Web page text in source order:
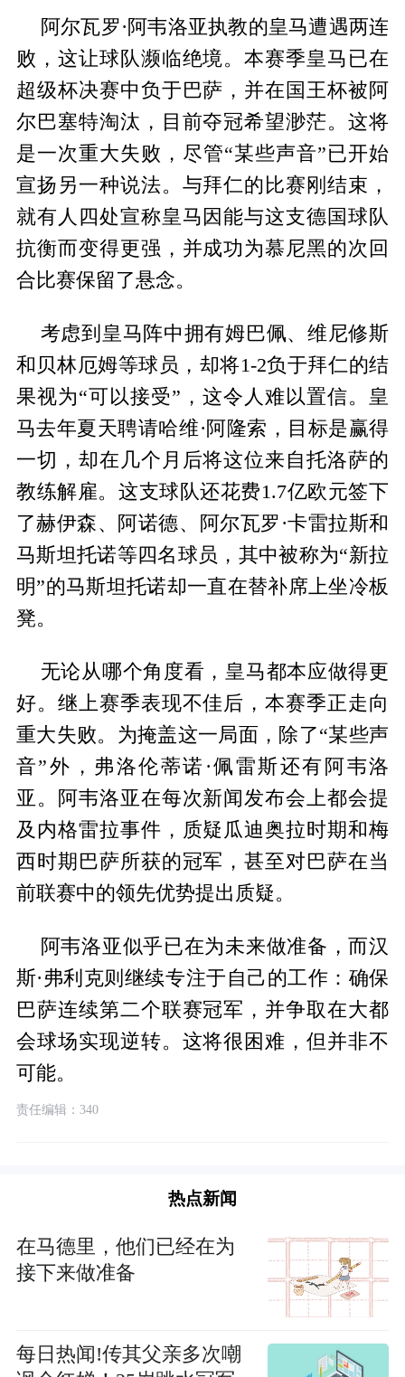
阿尔瓦罗·阿韦洛亚执教的皇马遭遇两连
败，这让球队濒临绝境。本赛季皇马已在
超级杯决赛中负于巴萨，并在国王杯被阿
尔巴塞特淘汰，目前夺冠希望渺茫。这将
是一次重大失败，尽管“某些声音”已开始
宣扬另一种说法。与拜仁的比赛刚结束，
就有人四处宣称皇马因能与这支德国球队
抗衡而变得更强，并成功为慕尼黑的次回
合比赛保留了悬念。
考虑到皇马阵中拥有姆巴佩、维尼修斯
和贝林厄姆等球员，却将1-2负于拜仁的结
果视为“可以接受”，这令人难以置信。皇
马去年夏天聘请哈维·阿隆索，目标是赢得
一切，却在几个月后将这位来自托洛萨的
教练解雇。这支球队还花费1.7亿欧元签下
了赫伊森、阿诺德、阿尔瓦罗·卡雷拉斯和
马斯坦托诺等四名球员，其中被称为“新拉
明”的马斯坦托诺却一直在替补席上坐冷板
凳。
无论从哪个角度看，皇马都本应做得更
好。继上赛季表现不佳后，本赛季正走向
重大失败。为掩盖这一局面，除了“某些声
音”外，弗洛伦蒂诺·佩雷斯还有阿韦洛
亚。阿韦洛亚在每次新闻发布会上都会提
及内格雷拉事件，质疑瓜迪奥拉时期和梅
西时期巴萨所获的冠军，甚至对巴萨在当
前联赛中的领先优势提出质疑。
阿韦洛亚似乎已在为未来做准备，而汉
斯·弗利克则继续专注于自己的工作：确保
巴萨连续第二个联赛冠军，并争取在大都
会球场实现逆转。这将很困难，但并非不
可能。
责任编辑：340
热点新闻
在马德里，他们已经在为
接下来做准备
每日热闻!传其父亲多次嘲